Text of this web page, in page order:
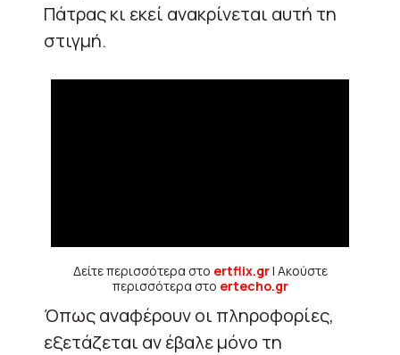
Πάτρας κι εκεί ανακρίνεται αυτή τη
στιγμή.
Δείτε περισσότερα στο ertflix.gr| Ακούστε
περισσότερα στο ertecho.gr
Όπως αναφέρουν οι πληροφορίες,
εξετάζεται αν έβαλε μόνο τη